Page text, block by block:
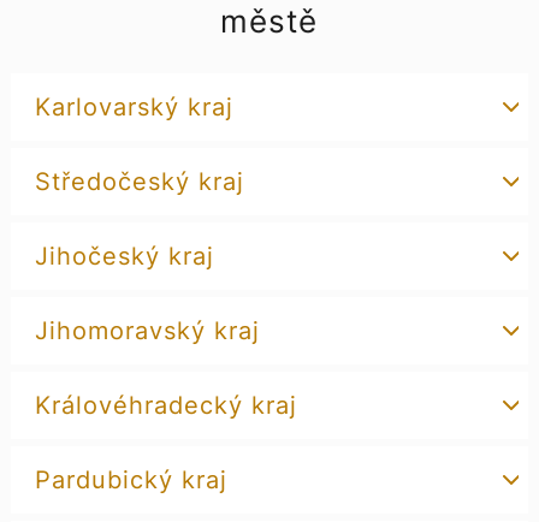
městě
Karlovarský kraj
Středočeský kraj
Jihočeský kraj
Jihomoravský kraj
Královéhradecký kraj
Pardubický kraj